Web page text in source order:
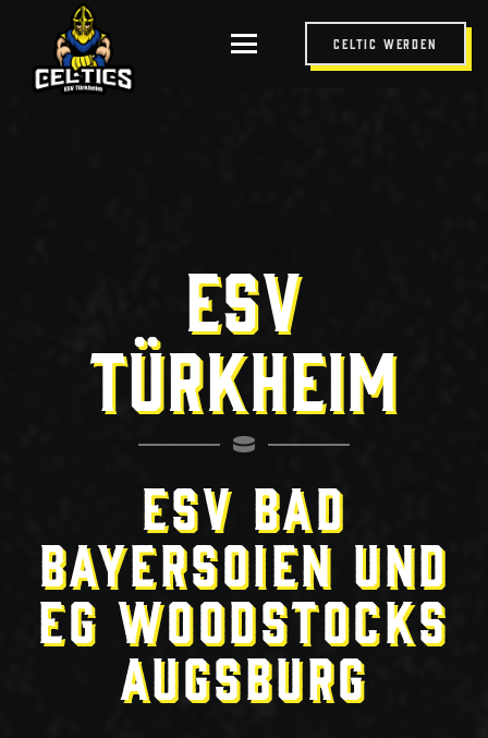
Celtic werden
ESV
TÜRKHEIM
ESV Bad
Bayersoien und
EG Woodstocks
Augsburg